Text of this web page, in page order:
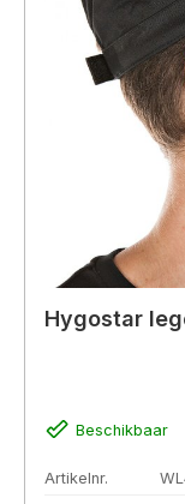
Hygostar
Beschikbaar
Artikelnr.